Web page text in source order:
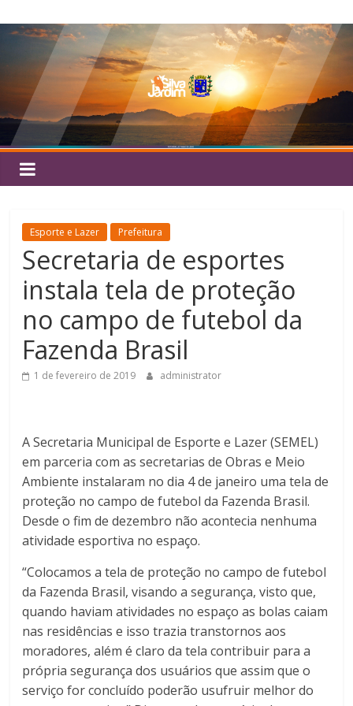
para
conteúdo
Silva
Jardim
Esporte e Lazer Prefeitura
Secretaria de esportes
instala tela de proteção
no campo de futebol da
Fazenda Brasil
1 de fevereiro de 2019 administrator
A Secretaria Municipal de Esporte e Lazer (SEMEL)
em parceria com as secretarias de Obras e Meio
Ambiente instalaram no dia 4 de janeiro uma tela de
proteção no campo de futebol da Fazenda Brasil.
Desde o fim de dezembro não acontecia nenhuma
atividade esportiva no espaço.
“Colocamos a tela de proteção no campo de futebol
da Fazenda Brasil, visando a segurança, visto que,
quando haviam atividades no espaço as bolas caiam
nas residências e isso trazia transtornos aos
moradores, além é claro da tela contribuir para a
própria segurança dos usuários que assim que o
serviço for concluído poderão usufruir melhor do